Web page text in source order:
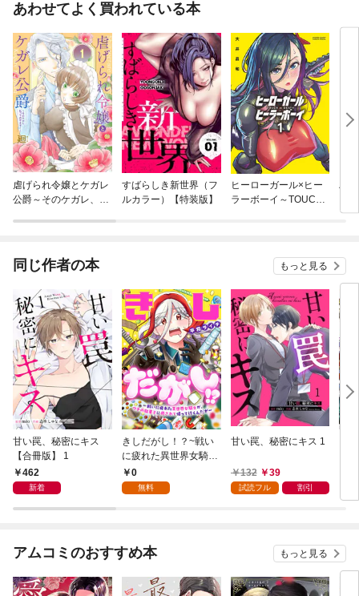
あわせてよく買われている本
虐げられ令嬢とケガレ
公爵～そのケガレ、払
すばらしき新世界（フ
ルカラー）【特装版】
ヒーローガール×ヒー
ラーボーイ～TOUCH
ハ
同じ作者の本 もっと見る
甘い罠、秘密にキス
【合冊版】 1
462
新着
きしだがし！？~戦い
に疲れた異世界女騎士
が、ウチの駄菓子に癒
されて帰って行くんだ
0
無料
甘い罠、秘密にキス 1
132 39
試読フル 割引
が~
アムコミのおすすめ本 もっと見る